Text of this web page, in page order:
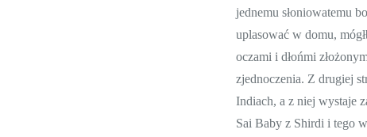
jednemu słoniowatemu
uplasować w domu,
oczami i dłońmi
zjednoczenia. Z drugiej
Indiach, a z niej wystaje
Sai Baby z Shirdi i tego